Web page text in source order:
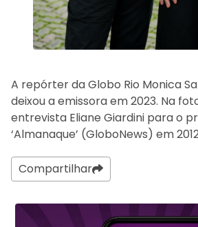
A repórter da Globo Rio Monica
deixou a emissora em 2023. Na
entrevista Eliane Giardini para o
‘Almanaque’ (GloboNews) em
Compartilhar